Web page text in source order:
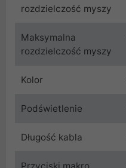
rozdzielczość myszy
Maksymalna
rozdzielczość myszy
Kolor
Podświetlenie
Długość kabla